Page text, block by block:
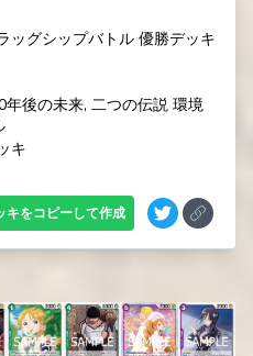
ッグシップバトル 優勝デッキ
後の未来, 二つの伝説 環境
キ
キをコピーして作成